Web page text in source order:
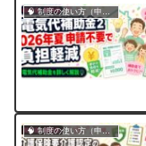
🧠 制度の使い方（申請・相談など）